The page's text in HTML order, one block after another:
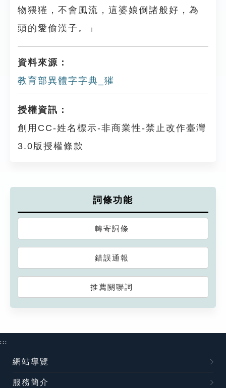
物猥獕，不會風流，這婆娘倒諸般好，為
頭的愛偷漢子。」
資料來源：
教育部異體字字典_獕
授權資訊：
創用CC-姓名標示-非商業性-禁止改作臺灣
3.0版授權條款
詞條功能
轉寄詞條
錯誤通報
推薦關聯詞
:::
網站導覽
服務簡介